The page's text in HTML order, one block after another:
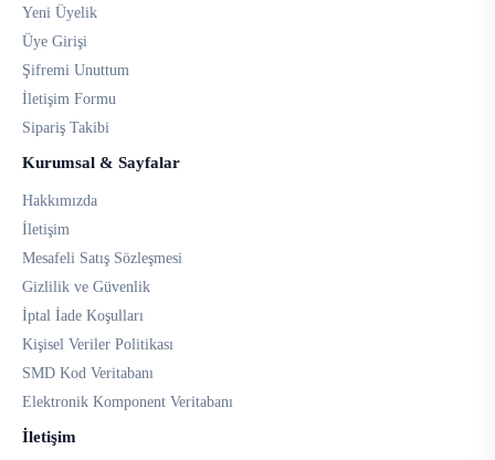
Yeni Üyelik
Üye Girişi
Şifremi Unuttum
İletişim Formu
Sipariş Takibi
Kurumsal & Sayfalar
Hakkımızda
İletişim
Mesafeli Satış Sözleşmesi
Gizlilik ve Güvenlik
İptal İade Koşulları
Kişisel Veriler Politikası
SMD Kod Veritabanı
Elektronik Komponent Veritabanı
İletişim